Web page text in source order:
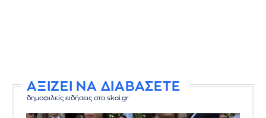
ΑΞΙΖΕΙ ΝΑ ΔΙΑΒΑΣΕΤΕ
δημοφιλείς ειδήσεις στο skai.gr